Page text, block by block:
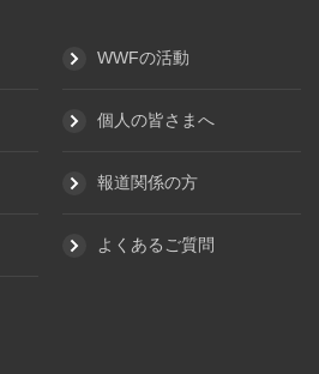
WWFの活動
個人の皆さまへ
報道関係の方
よくあるご質問